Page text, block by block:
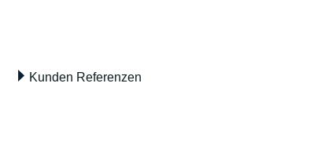
Kunden Referenzen